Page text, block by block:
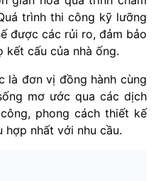
trình thi công kỹ lưỡng
được các rủi ro, đảm bảo
cấu của nhà ống.
là đơn vị đồng hành cùng
mơ ước qua các dịch
phong cách thiết kế
hợp nhất với nhu cầu.